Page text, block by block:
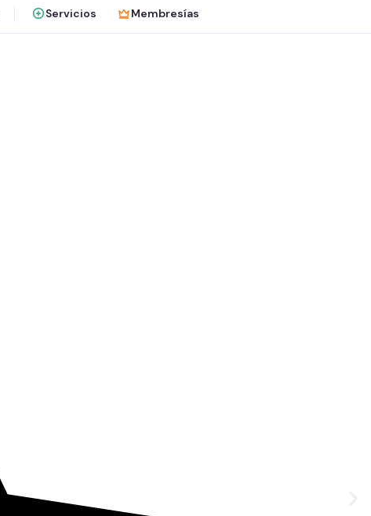
Servicios Membresías